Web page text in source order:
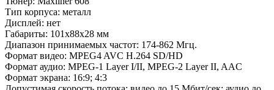
Тип корпуса: металл
Дисплей: нет
Габариты: 101х88х28 мм
Диапазон принимаемых частот: 174-862 Mгц.
Формат видео: MPEG4 AVC H.264 SD/HD
Формат аудио: MPEG-1 Layer I/II, MPEG-2 Layer II, AAC
Формат экрана: 16:9; 4:3